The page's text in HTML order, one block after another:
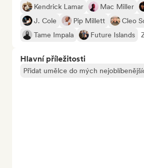
Kendrick Lamar Mac Miller
J. Cole
Pip Millett
Cleo
Tame Impala
Future Islands
Hlavní příležitosti
Přidat umělce do mých